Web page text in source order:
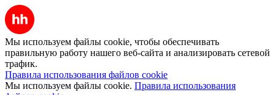
Мы используем файлы cookie, чтобы обеспечивать
правильную работу нашего веб-сайта и анализировать сетевой
трафик.
Правила использования файлов cookie
Мы используем файлы cookie. Правила использования